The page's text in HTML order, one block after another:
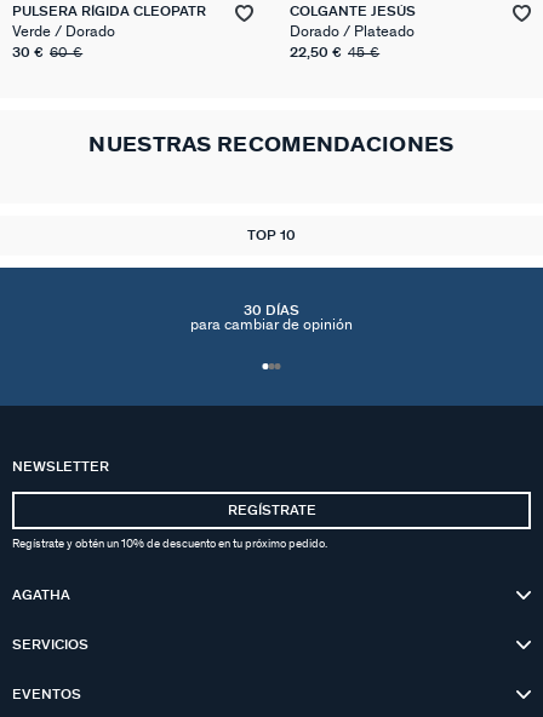
PULSERA RÍGIDA CLEOPATR
Verde / Dorado
30 € 60 €
COLGANTE JESÚS
Dorado / Plateado
22,50 € 45 €
NUESTRAS RECOMENDACIONES
TOP 10
30 DÍAS
para cambiar de opinión
NEWSLETTER
REGÍSTRATE
Regístrate y obtén un 10% de descuento en tu próximo pedido.
AGATHA
SERVICIOS
EVENTOS